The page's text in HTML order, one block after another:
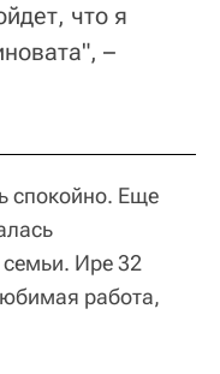
что я
–
спокойно. Еще
Ире 32
работа,